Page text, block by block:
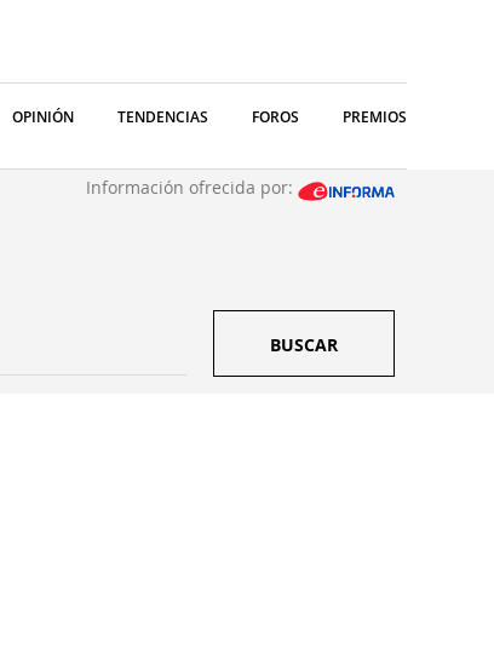
OPINIÓN TENDENCIAS FOROS PREMIOS
Información ofrecida por:
BUSCAR